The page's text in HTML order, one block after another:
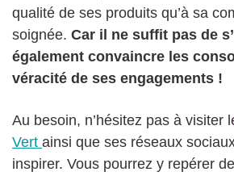
qualité de ses produits qu’à sa
soignée. Car il ne suffit pas de
également convaincre les
véracité de ses engagements !
Au besoin, n’hésitez pas à visiter
Vert ainsi que ses réseaux
inspirer. Vous pourrez y repérer